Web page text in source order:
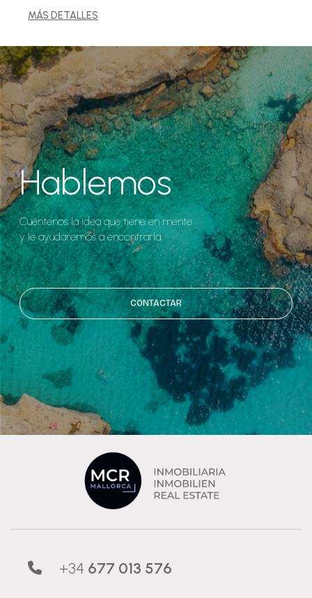
MÁS DETALLES
Hablemos
Cuéntenos la idea que tiene en mente
y le ayudaremos a encontrarla.
CONTACTAR
+34 677 013 576